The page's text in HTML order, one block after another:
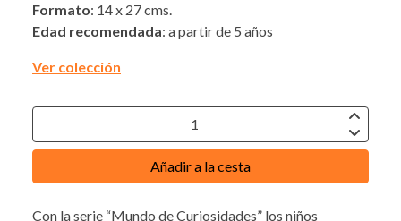
Formato: 14 x 27 cms.
Edad recomendada: a partir de 5 años
Ver colección
Añadir a la cesta
Con la serie “Mundo de Curiosidades” los niños